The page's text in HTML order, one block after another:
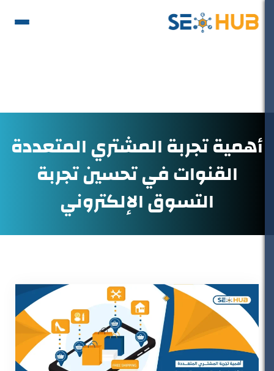
أهمية تجربة المشتري المتعددة
القنوات في تحسين تجربة
التسوق الإلكتروني